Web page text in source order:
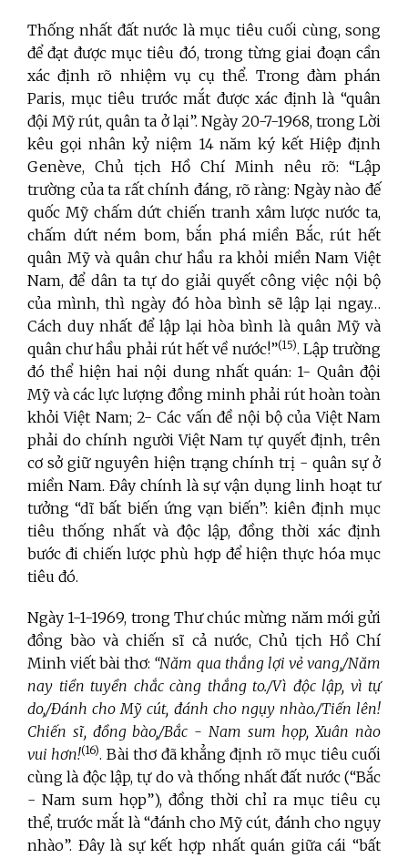
Thống nhất đất nước là mục tiêu cuối cùng, song
để đạt được mục tiêu đó, trong từng giai đoạn cần
xác định rõ nhiệm vụ cụ thể. Trong đàm phán
Paris, mục tiêu trước mắt được xác định là “quân
đội Mỹ rút, quân ta ở lại”. Ngày 20-7-1968, trong Lời
kêu gọi nhân kỷ niệm 14 năm ký kết Hiệp định
Genève, Chủ tịch Hồ Chí Minh nêu rõ: “Lập
trường của ta rất chính đáng, rõ ràng: Ngày nào đế
quốc Mỹ chấm dứt chiến tranh xâm lược nước ta,
chấm dứt ném bom, bắn phá miền Bắc, rút hết
quân Mỹ và quân chư hầu ra khỏi miền Nam Việt
Nam, để dân ta tự do giải quyết công việc nội bộ
của mình, thì ngày đó hòa bình sẽ lập lại ngay…
Cách duy nhất để lập lại hòa bình là quân Mỹ và
quân chư hầu phải rút hết về nước!”(15). Lập trường
đó thể hiện hai nội dung nhất quán: 1- Quân đội
Mỹ và các lực lượng đồng minh phải rút hoàn toàn
khỏi Việt Nam; 2- Các vấn đề nội bộ của Việt Nam
phải do chính người Việt Nam tự quyết định, trên
cơ sở giữ nguyên hiện trạng chính trị - quân sự ở
miền Nam. Đây chính là sự vận dụng linh hoạt tư
tưởng “dĩ bất biến ứng vạn biến”: kiên định mục
tiêu thống nhất và độc lập, đồng thời xác định
bước đi chiến lược phù hợp để hiện thực hóa mục
tiêu đó.
Ngày 1-1-1969, trong Thư chúc mừng năm mới gửi
đồng bào và chiến sĩ cả nước, Chủ tịch Hồ Chí
Minh viết bài thơ: “Năm qua thắng lợi vẻ vang,/Năm
nay tiền tuyền chắc càng thắng to./Vì độc lập, vì tự
do,/Đánh cho Mỹ cút, đánh cho ngụy nhào./Tiến lên!
Chiến sĩ, đồng bào,/Bắc - Nam sum họp, Xuân nào
vui hơn!(16). Bài thơ đã khẳng định rõ mục tiêu cuối
cùng là độc lập, tự do và thống nhất đất nước (“Bắc
- Nam sum họp”), đồng thời chỉ ra mục tiêu cụ
thể, trước mắt là “đánh cho Mỹ cút, đánh cho ngụy
nhào”. Đây là sự kết hợp nhất quán giữa cái “bất